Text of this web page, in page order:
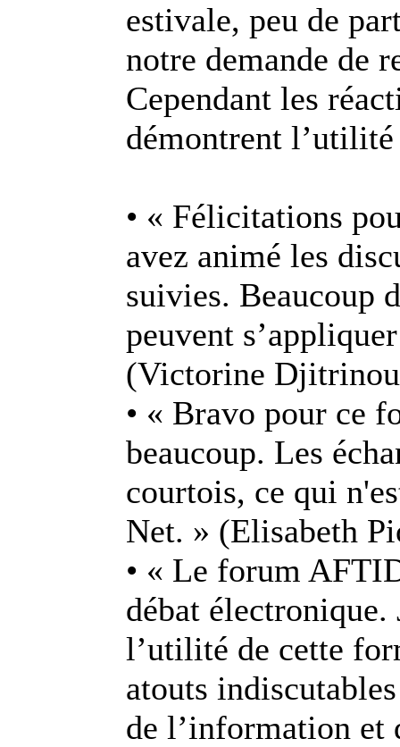
estivale, peu de
notre demande de
Cependant les
démontrent
• « Félicitations
avez animé les
suivies. Beaucoup
peuvent
(Victorine
• « Bravo pour ce
beaucoup. Les
courtois, ce qui
Net. » (Elisabeth
• « Le forum
débat électronique.
l’utilité de cette
atouts
de l’information et